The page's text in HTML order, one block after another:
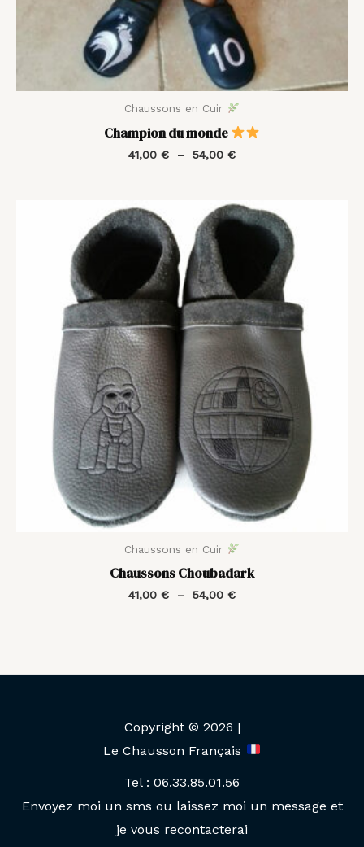
Chaussons en Cuir
Champion du monde
41,00 € – 54,00 €
Chaussons en Cuir
Chaussons Choubadark
41,00 € – 54,00 €
Plage
de
54,00 €
Copyright © 2026 |
Le Chausson Français
Tel : 06.33.85.01.56
Envoyez moi un sms ou laissez moi un message et
je vous recontacterai